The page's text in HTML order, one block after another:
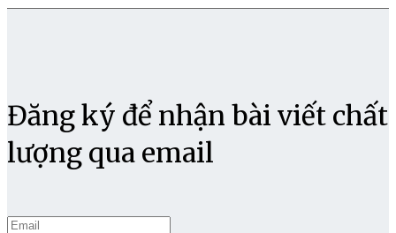
Đăng ký để nhận bài viết chất
lượng qua email